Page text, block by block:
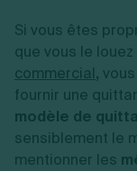
Si vous êtes
que vous le
commercial,
fournir une
modèle de
sensiblement le
mentionner les